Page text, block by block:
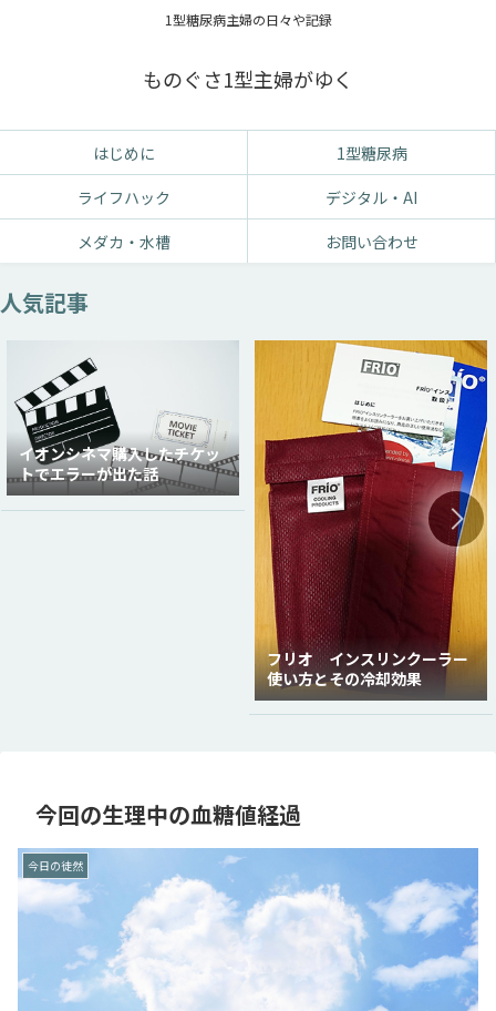
1型糖尿病主婦の日々や記録
ものぐさ1型主婦がゆく
はじめに
1型糖尿病
ライフハック
デジタル・AI
メダカ・水槽
お問い合わせ
人気記事
イオンシネマ購入したチケッ
トでエラーが出た話
フリオ インスリンクーラー
使い方とその冷却効果
今回の生理中の血糖値経過
今日の徒然